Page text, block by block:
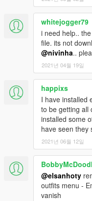
whitejogger79
i need help..
file. its not
@nivinha..
2021년 04월 19일
happixs
I have installed
to be getting all
installed some
have seen they
2021년 06월 12일
@elsanhoty
outfits menu -
vanish